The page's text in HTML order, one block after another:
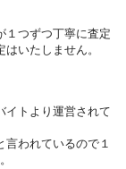
１つずつ丁寧に査定
いたしません。
イトより運営されて
言われているので１